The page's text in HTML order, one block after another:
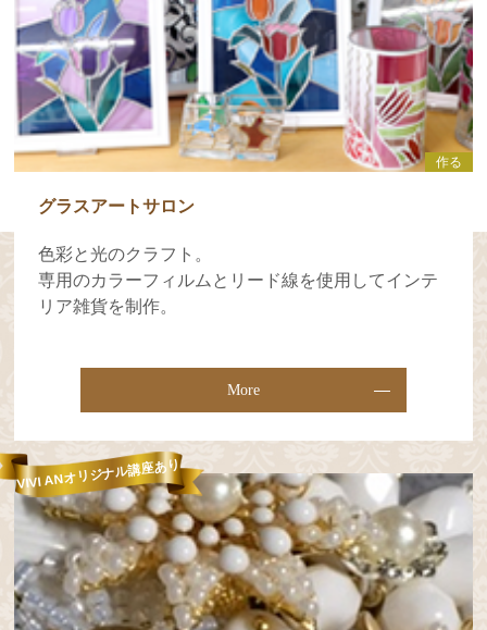
作る
グラスアートサロン
色彩と光のクラフト。
専用のカラーフィルムとリード線を使用してインテ
リア雑貨を制作。
More
VIVI ANオリジナル講座あり